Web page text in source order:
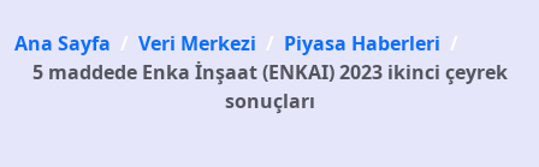
Ana Sayfa / Veri Merkezi / Piyasa Haberleri /
5 maddede Enka İnşaat (ENKAI) 2023 ikinci çeyrek
sonuçları